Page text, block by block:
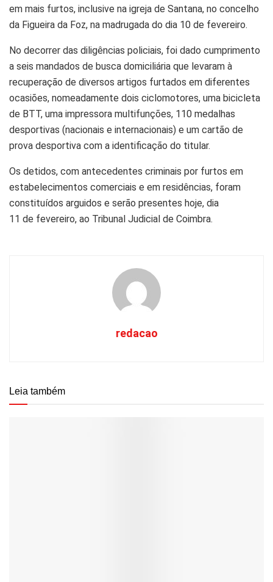
em mais furtos, inclusive na igreja de Santana, no concelho
da Figueira da Foz, na madrugada do dia 10 de fevereiro.
No decorrer das diligências policiais, foi dado cumprimento
a seis mandados de busca domiciliária que levaram à
recuperação de diversos artigos furtados em diferentes
ocasiões, nomeadamente dois ciclomotores, uma bicicleta
de BTT, uma impressora multifunções, 110 medalhas
desportivas (nacionais e internacionais) e um cartão de
prova desportiva com a identificação do titular.
Os detidos, com antecedentes criminais por furtos em
estabelecimentos comerciais e em residências, foram
constituídos arguidos e serão presentes hoje, dia
11 de fevereiro, ao Tribunal Judicial de Coimbra.
redacao
Leia também